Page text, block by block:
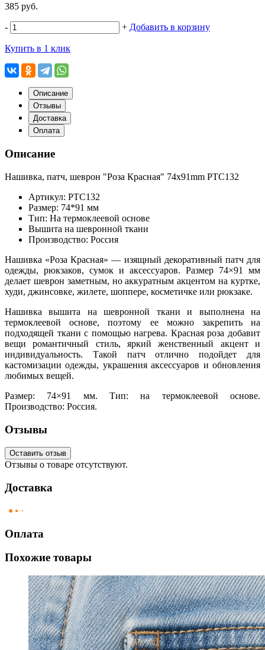
385 руб.
- + Добавить в корзину
Купить в 1 клик
Описание
Отзывы
Доставка
Оплата
Описание
Нашивка, патч, шеврон "Роза Красная" 74x91mm PTC132
Артикул: PTC132
Размер: 74*91 мм
Тип: На термоклеевой основе
Вышита на шевронной ткани
Производство: Россия
Нашивка «Роза Красная» — изящный декоративный патч для
одежды, рюкзаков, сумок и аксессуаров. Размер 74×91 мм
делает шеврон заметным, но аккуратным акцентом на куртке,
худи, джинсовке, жилете, шоппере, косметичке или рюкзаке.
Нашивка вышита на шевронной ткани и выполнена на
термоклеевой основе, поэтому ее можно закрепить на
подходящей ткани с помощью нагрева. Красная роза добавит
вещи романтичный стиль, яркий женственный акцент и
индивидуальность. Такой патч отлично подойдет для
кастомизации одежды, украшения аксессуаров и обновления
любимых вещей.
Размер: 74×91 мм. Тип: на термоклеевой основе.
Производство: Россия.
Отзывы
Оставить отзыв
Отзывы о товаре отсутствуют.
Доставка
Оплата
Похожие товары